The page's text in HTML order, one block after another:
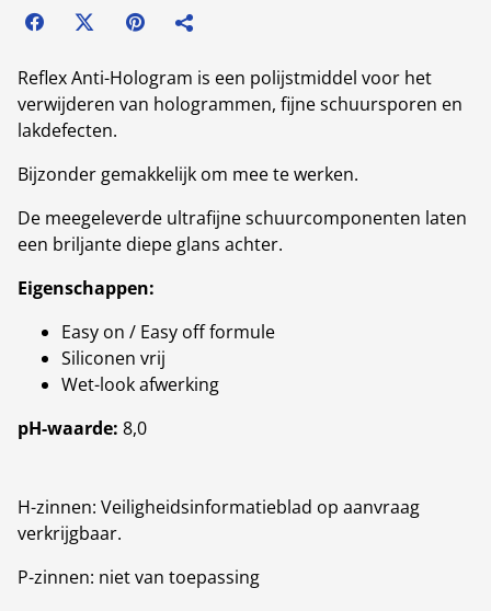
Reflex Anti-Hologram is een polijstmiddel voor het
verwijderen van hologrammen, fijne schuursporen en
lakdefecten.
Bijzonder gemakkelijk om mee te werken.
De meegeleverde ultrafijne schuurcomponenten laten
een briljante diepe glans achter.
Eigenschappen:
Easy on / Easy off formule
Siliconen vrij
Wet-look afwerking
pH-waarde: 8,0
H-zinnen: Veiligheidsinformatieblad op aanvraag
verkrijgbaar.
P-zinnen: niet van toepassing